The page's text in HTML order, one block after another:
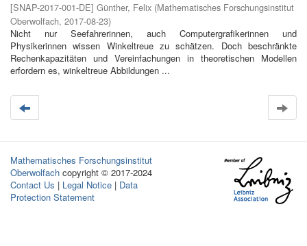
[SNAP-2017-001-DE] Günther, Felix (Mathematisches Forschungsinstitut
Oberwolfach, 2017-08-23)
Nicht nur Seefahrerinnen, auch Computergrafikerinnen und
Physikerinnen wissen Winkeltreue zu schätzen. Doch beschränkte
Rechenkapazitäten und Vereinfachungen in theoretischen Modellen
erfordern es, winkeltreue Abbildungen ...
Mathematisches Forschungsinstitut
Oberwolfach copyright © 2017-2024
Contact Us | Legal Notice | Data
Protection Statement